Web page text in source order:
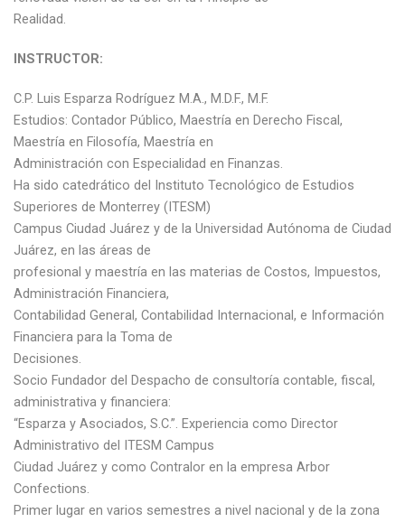
Realidad.
INSTRUCTOR:
C.P. Luis Esparza Rodríguez M.A., M.D.F., M.F.
Estudios: Contador Público, Maestría en Derecho Fiscal,
Maestría en Filosofía, Maestría en
Administración con Especialidad en Finanzas.
Ha sido catedrático del Instituto Tecnológico de Estudios
Superiores de Monterrey (ITESM)
Campus Ciudad Juárez y de la Universidad Autónoma de Ciudad
Juárez, en las áreas de
profesional y maestría en las materias de Costos, Impuestos,
Administración Financiera,
Contabilidad General, Contabilidad Internacional, e Información
Financiera para la Toma de
Decisiones.
Socio Fundador del Despacho de consultoría contable, fiscal,
administrativa y financiera:
“Esparza y Asociados, S.C.”. Experiencia como Director
Administrativo del ITESM Campus
Ciudad Juárez y como Contralor en la empresa Arbor
Confections.
Primer lugar en varios semestres a nivel nacional y de la zona